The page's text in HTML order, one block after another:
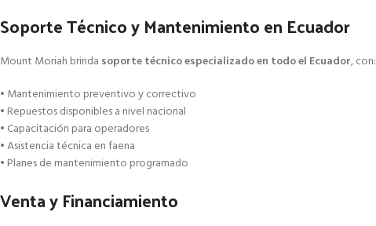
Soporte Técnico y Mantenimiento en Ecuador
Mount Moriah brinda soporte técnico especializado en todo el Ecuador, con:
• Mantenimiento preventivo y correctivo
• Repuestos disponibles a nivel nacional
• Capacitación para operadores
• Asistencia técnica en faena
• Planes de mantenimiento programado
Venta y Financiamiento